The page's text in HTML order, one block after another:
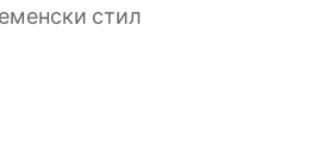
стил